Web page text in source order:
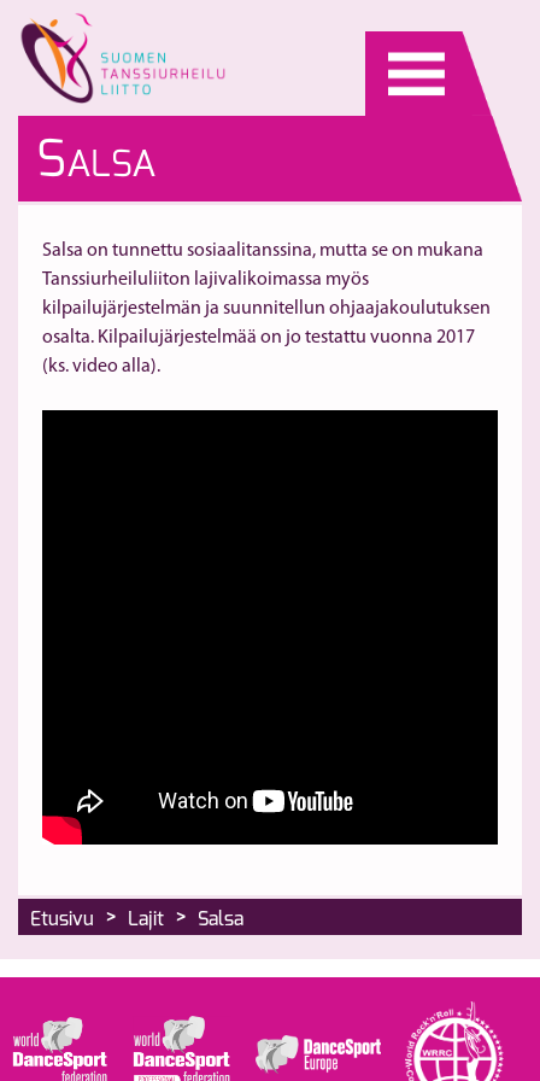
content
SALSA
Salsa on tunnettu sosiaalitanssina, mutta se on mukana
Tanssiurheiluliiton lajivalikoimassa myös
kilpailujärjestelmän ja suunnitellun ohjaajakoulutuksen
osalta. Kilpailujärjestelmää on jo testattu vuonna 2017
(ks. video alla).
Etusivu > Lajit > Salsa